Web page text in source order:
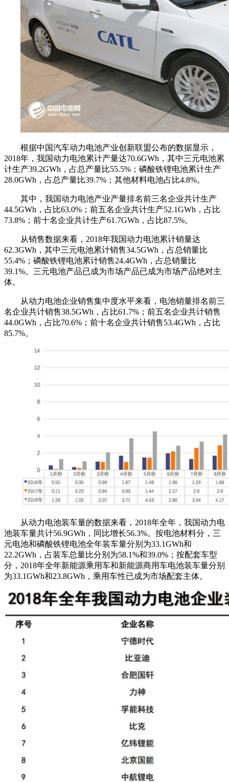
根据中国汽车动力电池产业创新联盟公布的数据显示，
2018年，我国动力电池累计产量达70.6GWh，其中三元电池累
计生产39.2GWh，占总产量比55.5%；磷酸铁锂电池累计生产
28.0GWh，占总产量比39.7%；其他材料电池占比4.8%。
其中，我国动力电池产业产量排名前三名企业共计生产
44.5GWh，占比63.0%；前五名企业共计生产52.1GWh，占比
73.8%；前十名企业共计生产61.7GWh，占比87.5%。
从销售数据来看，2018年我国动力电池累计销量达
62.3GWh，其中三元电池累计销售34.5GWh，占总销量比
55.4%；磷酸铁锂电池累计销售24.4GWh，占总销量比
39.1%。三元电池产品已成为市场产品已成为市场产品绝对主
体。
从动力电池企业销售集中度水平来看，电池销量排名前三
名企业共计销售38.5GWh，占比61.7%；前五名企业共计销售
44.0GWh，占比70.6%；前十名企业共计销售53.4GWh，占比
85.7%。
从动力电池装车量的数据来看，2018年全年，我国动力电
池装车量共计56.9GWh，同比增长56.3%。按电池材料分，三
元电池和磷酸铁锂电池全年装车量分别为33.1GWh和
22.2GWh，占装车总量比分别为58.1%和39.0%；按配套车型
分，2018年全年新能源乘用车和新能源商用车电池装车量分别
为33.1GWh和23.8GWh，乘用车性已成为市场配套主体。